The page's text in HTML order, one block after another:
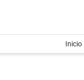
Inicio